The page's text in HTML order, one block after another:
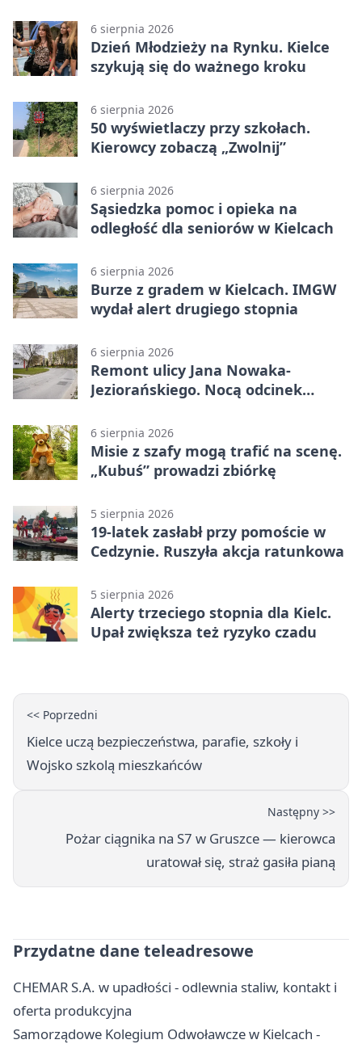
6 sierpnia 2026
Dzień Młodzieży na Rynku. Kielce
szykują się do ważnego kroku
6 sierpnia 2026
50 wyświetlaczy przy szkołach.
Kierowcy zobaczą „Zwolnij”
6 sierpnia 2026
Sąsiedzka pomoc i opieka na
odległość dla seniorów w Kielcach
6 sierpnia 2026
Burze z gradem w Kielcach. IMGW
wydał alert drugiego stopnia
6 sierpnia 2026
Remont ulicy Jana Nowaka-
Jeziorańskiego. Nocą odcinek
6 sierpnia 2026
Misie z szafy mogą trafić na scenę.
„Kubuś” prowadzi zbiórkę
5 sierpnia 2026
19-latek zasłabł przy pomoście w
Cedzynie. Ruszyła akcja ratunkowa
5 sierpnia 2026
Alerty trzeciego stopnia dla Kielc.
Upał zwiększa też ryzyko czadu
<< Poprzedni
Kielce uczą bezpieczeństwa, parafie, szkoły i
Wojsko szkolą mieszkańców
Następny >>
Pożar ciągnika na S7 w Gruszce — kierowca
uratował się, straż gasiła pianą
Przydatne dane teleadresowe
CHEMAR S.A. w upadłości - odlewnia staliw, kontakt i
oferta produkcyjna
Samorządowe Kolegium Odwoławcze w Kielcach -